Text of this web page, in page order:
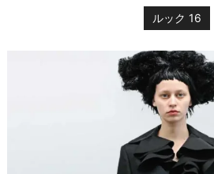
ルック 16